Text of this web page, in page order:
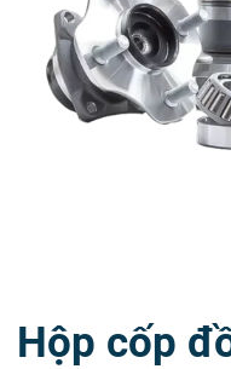
Hộp cốp